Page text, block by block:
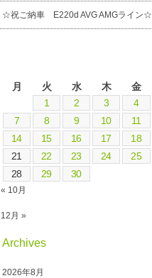
☆祝ご納車 E220d AVG AMGライン☆
月
火 水 木 金
1
2 3 4
7
8 9 10 11
14
15 16 17 18
21
22 23 24 25
28
29 30
« 10月
12月 »
Archives
2026年8月